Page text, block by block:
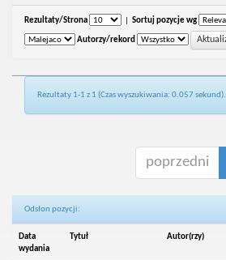
Rezultaty/Strona Sortuj pozycje wg
Autorzy/rekord
Rezultaty 1-1 z 1 (Czas wyszukiwania: 0.057 sekund).
poprzedni
Odsłon pozycji:
Data
wydania
Tytuł Autor(rzy)